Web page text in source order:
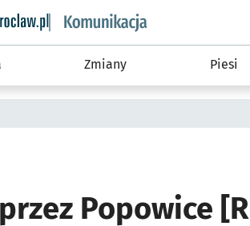
informacyjny wroclaw.pl podserwis:
Zmiany Piesi
Popowice